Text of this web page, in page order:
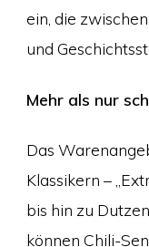
ein, die
und
Mehr als nur
Das
Klassikern –
bis hin zu
können Chili-